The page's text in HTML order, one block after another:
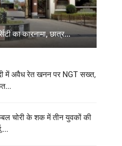
का कारनामा, छात्र...
में अवैध रेत खनन पर NGT सख्त,
चोरी के शक में तीन युवकों की